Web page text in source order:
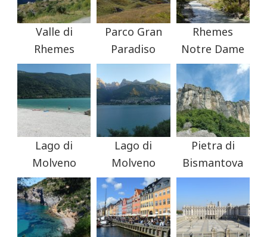
Valle di
Rhemes
Parco Gran
Paradiso
Rhemes
Notre Dame
Lago di
Molveno
Lago di
Molveno
Pietra di
Bismantova